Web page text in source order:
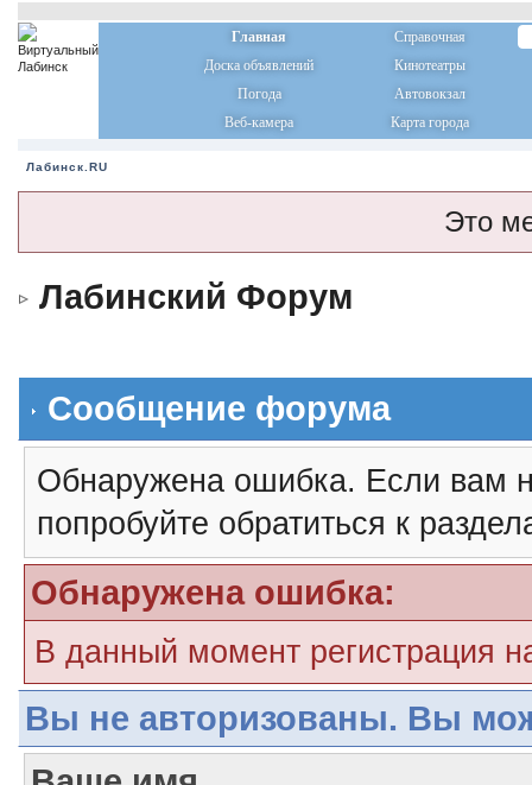
Главная
Справочная
Доска объявлений
Кинотеатры
Погода
Автовокзал
Веб-камера
Карта города
Лабинск.RU
Это
Лабинский Форум
Сообщение форума
Обнаружена ошибка. Если вам
попробуйте обратиться к
Обнаружена ошибка:
В данный момент регистрация
Вы не авторизованы. Вы